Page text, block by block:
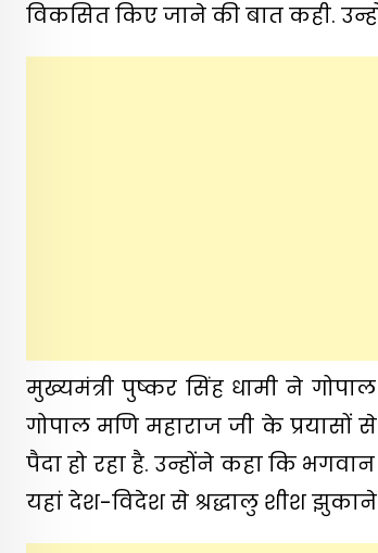
विकसित किए जाने की बात कही.
मुख्यमंत्री पुष्कर सिंह धामी ने
गोपाल मणि महाराज जी के
पैदा हो रहा है. उन्होंने कहा कि
यहां देश-विदेश से श्रद्धालु शीश